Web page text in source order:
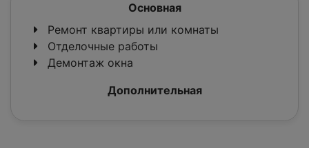
Основная
Ремонт квартиры или комнаты
Отделочные работы
Демонтаж окна
Дополнительная